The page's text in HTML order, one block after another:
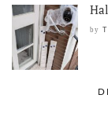
by